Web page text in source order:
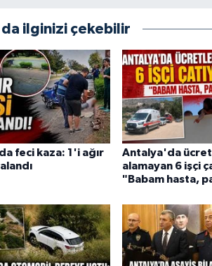
da ilginizi çekebilir
feci kaza: 1'i ağır
Antalya'da
alamayan 6 işçi
"Babam hasta,